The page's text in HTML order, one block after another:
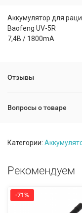
Аккумулятор для
Baofeng UV-5R
7,4В / 1800mA
Отзывы
Вопросы о товаре
Категории:
Рекомендуем
-71%